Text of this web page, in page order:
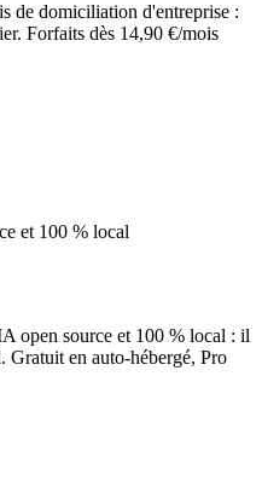
de domiciliation d'entreprise :
Forfaits dès 14,90 €/mois
et 100 % local
open source et 100 % local : il
Gratuit en auto-hébergé, Pro